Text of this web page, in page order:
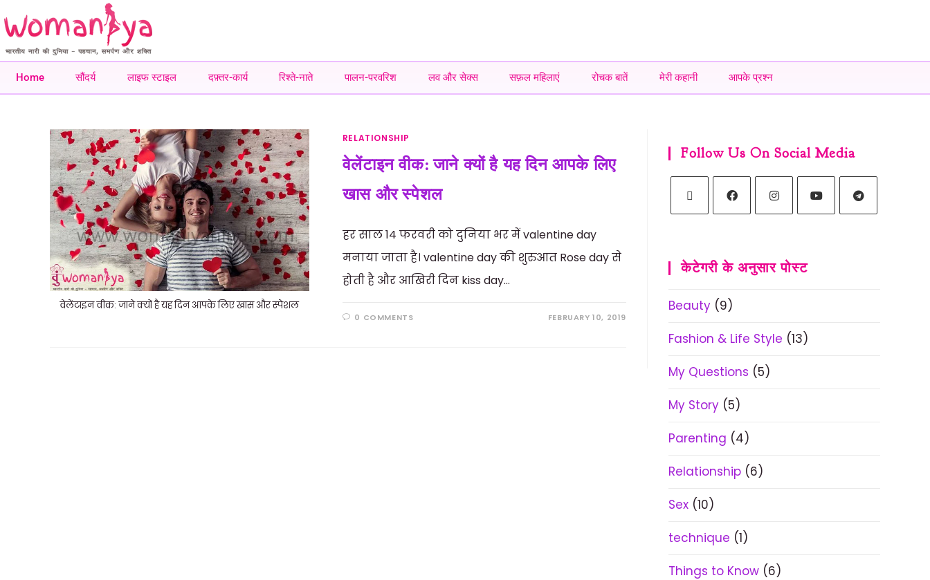
Home सौंदर्य लाइफ स्टाइल दफ़्तर-कार्य रिश्ते-नाते पालन-परवरिश लव और सेक्स सफ़ल महिलाएं रोचक बातें मेरी कहानी आपके प्रश्न
वेलेंटाइन वीक: जाने क्यों है यह दिन आपके लिए खास और स्पेशल
RELATIONSHIP
वेलेंटाइन वीक: जाने क्यों है यह दिन आपके लिए
खास और स्पेशल
हर साल 14 फरवरी को दुनिया भर में valentine day
मनाया जाता है। valentine day की शुरुआत Rose day से
होती है और आखिरी दिन kiss day…
0 COMMENTS FEBRUARY 10, 2019
Follow Us On Social Media
केटेगरी के अनुसार पोस्ट
Beauty (9)
Fashion & Life Style (13)
My Questions (5)
My Story (5)
Parenting (4)
Relationship (6)
Sex (10)
technique (1)
Things to Know (6)